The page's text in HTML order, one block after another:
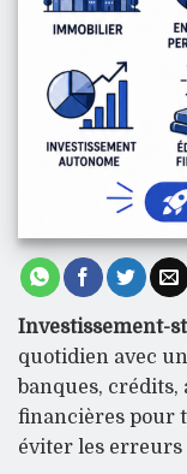
Investissement-
quotidien avec
banques, crédits,
financières pour
éviter les erreurs